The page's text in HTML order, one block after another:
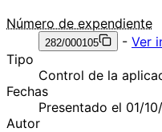
Número de expendiente
282/000105 - Ver
Tipo
Control de la
Fechas
Presentado el 01/
Autor